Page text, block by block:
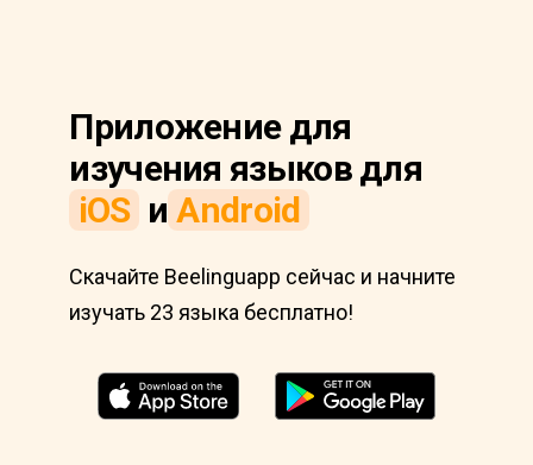
Приложение для
изучения языков для
iOS и Android
Скачайте Beelinguapp сейчас и начните
изучать 23 языка бесплатно!